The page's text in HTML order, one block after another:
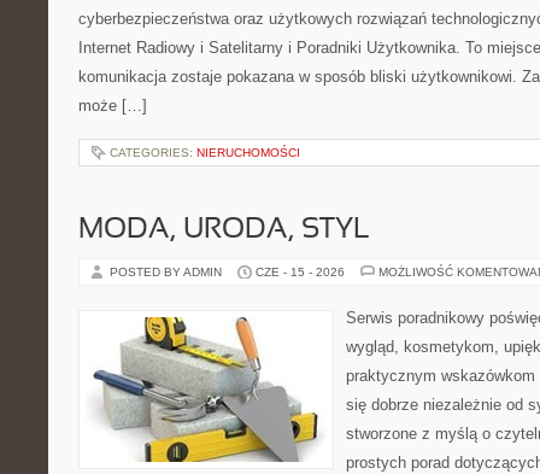
cyberbezpieczeństwa oraz użytkowych rozwiązań
Internet Radiowy i Satelitarny i Poradniki Użytkownika. To
komunikacja zostaje pokazana w sposób bliski użytkownikowi.
może […]
CATEGORIES: NIERUCHOMOŚCI
MODA, URODA, STYL
POSTED BY ADMIN CZE - 15 - 2026 MOŻLIWOŚĆ
Serwis poradnikowy
wygląd, kosmetykom,
praktycznym
się dobrze niezależnie od
stworzone z myślą o
prostych porad